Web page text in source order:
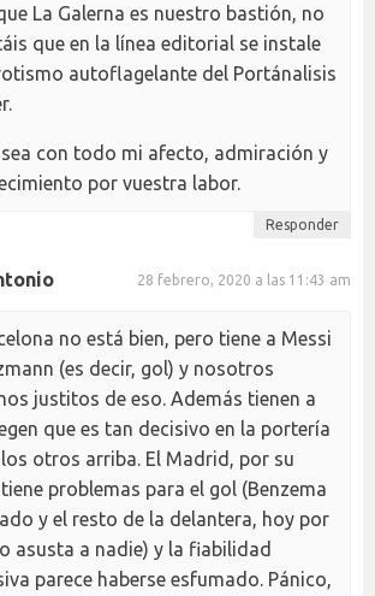
La Galerna es nuestro bastión, no
que en la línea editorial se instale
autoflagelante del Portánalisis
con todo mi afecto, admiración y
por vuestra labor.
Responder
28 febrero, 2020 a las 11:43 am
no está bien, pero tiene a Messi
(es decir, gol) y nosotros
justitos de eso. Además tienen a
que es tan decisivo en la portería
otros arriba. El Madrid, por su
problemas para el gol (Benzema
y el resto de la delantera, hoy por
asusta a nadie) y la fiabilidad
parece haberse esfumado. Pánico,